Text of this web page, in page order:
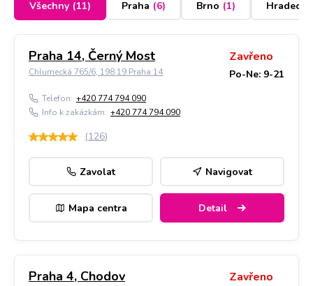
Všechny (11) Praha (6) Brno (1) Hradec
Praha 14, Černý Most
Chlumecká 765/6, 198 19 Praha 14
Zavřeno
Po-Ne: 9-21
Telefon: +420 774 794 090
Info k zakázkám: +420 774 794 090
(126)
Zavolat Navigovat
Mapa centra Detail
Praha 4, Chodov Zavřeno